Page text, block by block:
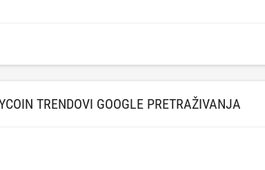
TRENDOVI GOOGLE PRETRAŽIVANJA